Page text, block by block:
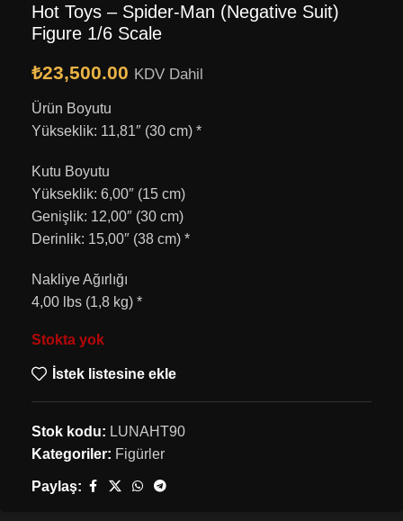
Hot Toys – Spider-Man (Negative Suit)
Figure 1/6 Scale
₺23,500.00 KDV Dahil
Ürün Boyutu
Yükseklik: 11,81″ (30 cm) *
Kutu Boyutu
Yükseklik: 6,00″ (15 cm)
Genişlik: 12,00″ (30 cm)
Derinlik: 15,00″ (38 cm) *
Nakliye Ağırlığı
4,00 lbs (1,8 kg) *
Stokta yok
İstek listesine ekle
Stok kodu: LUNAHT90
Kategoriler: Figürler
Paylaş: